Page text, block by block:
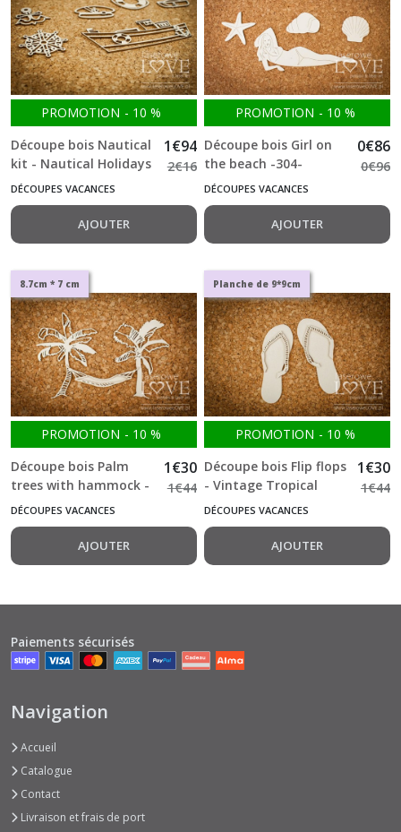
PROMOTION - 10 %
Découpe bois Nautical
kit - Nautical Holidays
-404-
1€94
2€16
DÉCOUPES VACANCES
AJOUTER
PROMOTION - 10 %
Découpe bois Girl on
the beach -304-
0€86
0€96
DÉCOUPES VACANCES
AJOUTER
8.7cm * 7 cm
PROMOTION - 10 %
Découpe bois Palm
trees with hammock -
Vintage Tropical
1€30
1€44
DÉCOUPES VACANCES
AJOUTER
Planche de 9*9cm
PROMOTION - 10 %
Découpe bois Flip flops
- Vintage Tropical
Island -287-
1€30
1€44
DÉCOUPES VACANCES
AJOUTER
Paiements sécurisés
Navigation
Accueil
Catalogue
Contact
Livraison et frais de port